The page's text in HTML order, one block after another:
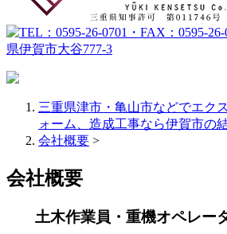
三重県津市・亀山市などでエク
ォーム、造成工事なら伊賀市の
会社概要 >
会社概要
土木作業員・重機オペレー